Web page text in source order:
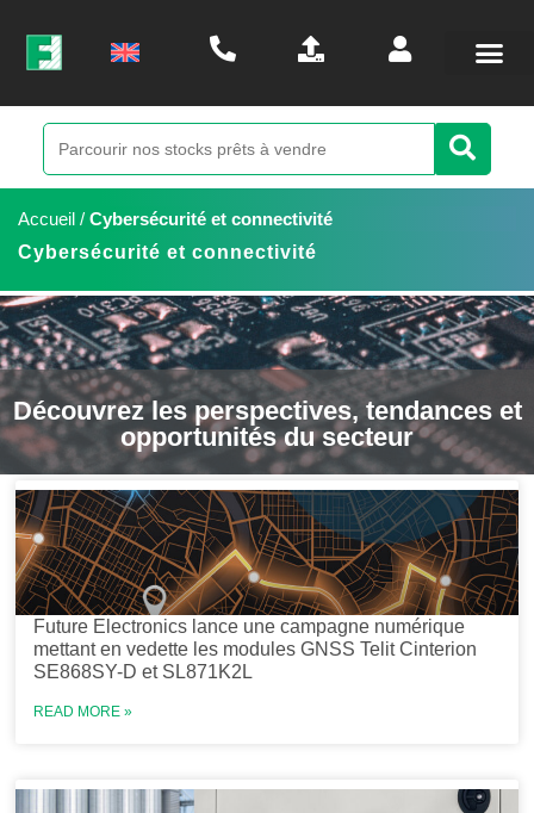
Accueil / Cybersécurité et connectivité
Cybersécurité et connectivité
Découvrez les perspectives, tendances et
opportunités du secteur
Future Electronics lance une campagne numérique
mettant en vedette les modules GNSS Telit Cinterion
SE868SY-D et SL871K2L
READ MORE »